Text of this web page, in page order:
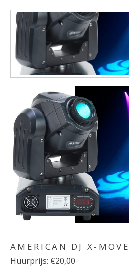
AMERICAN DJ X-MOVE
Huurprijs: €20,00